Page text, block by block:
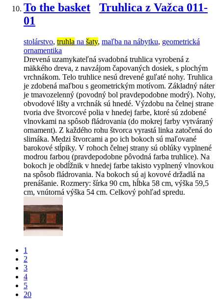
To the basket
Truhlica z Važca 011-
01
stolárstvo, truhla na šaty, maľba na nábytku, geometrická
ornamentika
Drevená uzamykateľná svadobná truhlica vyrobená z
mäkkého dreva, z navzájom čapovaných dosiek, s plochým
vrchnákom. Telo truhlice nesú drevené guľaté nohy. Truhlica
je zdobená maľbou s geometrickým motívom. Základný náter
je tmavozelenný (povodný bol pravdepodobne modrý). Nohy,
obvodové lišty a vrchnák sú hnedé. Výzdobu na čelnej strane
tvoria dve štvorcové polia v hnedej farbe, ktoré sú zdobené
vlnovkami na spôsob fládrovania (do mokrej farby vytváraný
ornament). Z každého rohu štvorca vyrastá linka zatočená do
slimáka. Medzi štvorcami a po ich bokoch sú maľované
barokové stĺpiky. V rohoch čelnej strany sú oblúky vyplnené
modrou farbou (pravdepodobne pôvodná farba truhlice). Na
bokoch je obdĺžnik v hnedej farbe takisto vyplnený vlnovkou
na spôsob fládrovania. Na bokoch sú aj kovové držadlá na
prenášanie. Rozmery: šírka 90 cm, hĺbka 58 cm, výška 59,5
cm, vnútorná výška 54 cm. Celkový pohľad spredu.
1
2
3
4
5
20